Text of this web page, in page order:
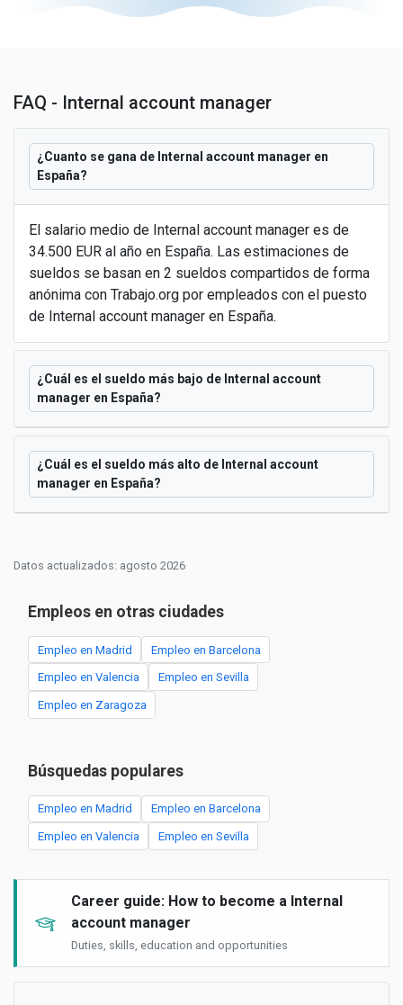
FAQ - Internal account manager
¿Cuanto se gana de Internal account manager en
España?
El salario medio de Internal account manager es de
34.500 EUR al año en España. Las estimaciones de
sueldos se basan en 2 sueldos compartidos de forma
anónima con Trabajo.org por empleados con el puesto
de Internal account manager en España.
¿Cuál es el sueldo más bajo de Internal account
manager en España?
¿Cuál es el sueldo más alto de Internal account
manager en España?
Datos actualizados: agosto 2026
Empleos en otras ciudades
Empleo en Madrid Empleo en Barcelona
Empleo en Valencia Empleo en Sevilla
Empleo en Zaragoza
Búsquedas populares
Empleo en Madrid Empleo en Barcelona
Empleo en Valencia Empleo en Sevilla
Career guide: How to become a Internal
account manager
Duties, skills, education and opportunities